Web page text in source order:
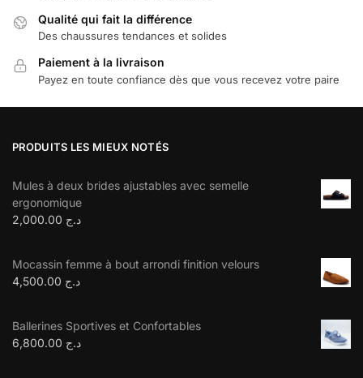
Qualité qui fait la différence
Des chaussures tendances et solides
Paiement à la livraison
Payez en toute confiance dès que vous recevez votre paire
PRODUITS LES MIEUX NOTÉS
Mules à deux brides ajustables avec semelle
ergonomique
د.ج
Mocassin femme à bout arrondi finition velours
د.ج
Ballerines Sportives et Confortables
د.ج